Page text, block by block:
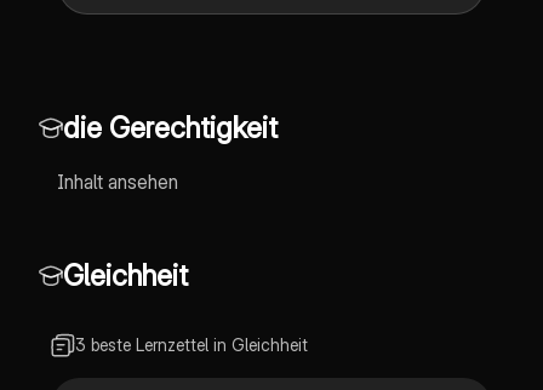
Kritik an seinen Positionen. Diese
die Gerechtigkeit
Inhalt ansehen
Gleichheit
3 beste Lernzettel in Gleichheit